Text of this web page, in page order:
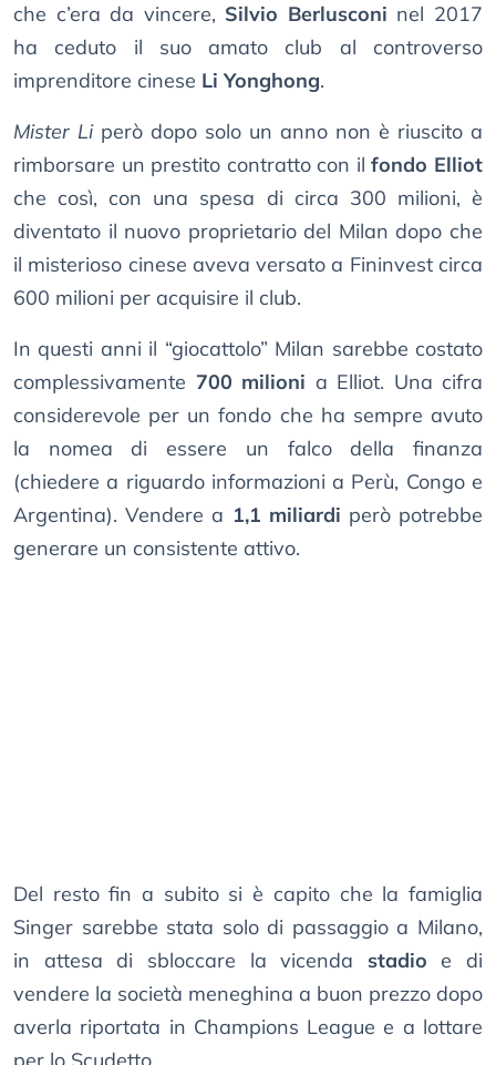
che c’era da vincere, Silvio Berlusconi nel 2017
ha ceduto il suo amato club al controverso
imprenditore cinese Li Yonghong.
Mister Liperò dopo solo un anno non è riuscito a
rimborsare un prestito contratto con ilfondo Elliot
che così, con una spesa di circa 300 milioni, è
diventato il nuovo proprietario del Milan dopo che
il misterioso cinese aveva versato a Fininvest circa
600 milioni per acquisire il club.
In questi anni il “giocattolo” Milan sarebbe costato
complessivamente 700 milioni a Elliot. Una cifra
considerevole per un fondo che ha sempre avuto
la nomea di essere un falco della finanza
(chiedere a riguardo informazioni a Perù, Congo e
Argentina). Vendere a 1,1 miliardi però potrebbe
generare un consistente attivo.
Del resto fin a subito si è capito che la famiglia
Singer sarebbe stata solo di passaggio a Milano,
in attesa di sbloccare la vicenda stadioe di
vendere la società meneghina a buon prezzo dopo
averla riportata in Champions League e a lottare